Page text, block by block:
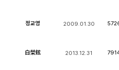
정교영 2009.01.30
白榮鉉 2013.12.31